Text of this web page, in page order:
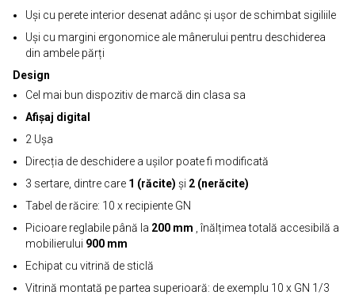
Uși cu perete interior desenat adânc și ușor de schimbat sigiliile
Uși cu margini ergonomice ale mânerului pentru deschiderea
din ambele părți
Design
Cel mai bun dispozitiv de marcă din clasa sa
Afișaj digital
2 Ușa
Direcția de deschidere a ușilor poate fi modificată
3 sertare, dintre care 1 (răcite) și 2 (nerăcite)
Tabel de răcire: 10 x recipiente GN
Picioare reglabile până la 200 mm , înălțimea totală accesibilă a
mobilierului 900 mm
Echipat cu vitrină de sticlă
Vitrină montată pe partea superioară: de exemplu 10 x GN 1/3